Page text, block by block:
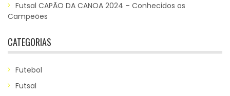
Futsal CAPÃO DA CANOA 2024 – Conhecidos os
Campeões
CATEGORIAS
Futebol
Futsal